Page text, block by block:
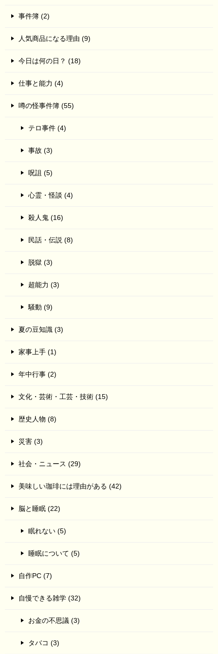
事件簿 (2)
人気商品になる理由 (9)
今日は何の日？ (18)
仕事と能力 (4)
噂の怪事件簿 (55)
テロ事件 (4)
事故 (3)
呪詛 (5)
心霊・怪談 (4)
殺人鬼 (16)
民話・伝説 (8)
脱獄 (3)
超能力 (3)
騒動 (9)
夏の豆知識 (3)
家事上手 (1)
年中行事 (2)
文化・芸術・工芸・技術 (15)
歴史人物 (8)
災害 (3)
社会・ニュース (29)
美味しい珈琲には理由がある (42)
脳と睡眠 (22)
眠れない (5)
睡眠について (5)
自作PC (7)
自慢できる雑学 (32)
お金の不思議 (3)
タバコ (3)